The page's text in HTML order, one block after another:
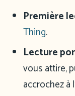
Première
Thing.
Lecture
vous attire,
accrochez à